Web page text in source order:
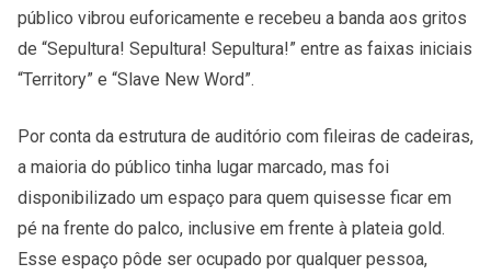
público vibrou euforicamente e recebeu a banda aos gritos
de “Sepultura! Sepultura! Sepultura!” entre as faixas iniciais
“Territory” e “Slave New Word”.
Por conta da estrutura de auditório com fileiras de cadeiras,
a maioria do público tinha lugar marcado, mas foi
disponibilizado um espaço para quem quisesse ficar em
pé na frente do palco, inclusive em frente à plateia gold.
Esse espaço pôde ser ocupado por qualquer pessoa,